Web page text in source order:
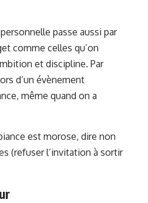
passe aussi par
comme celles qu’on
et discipline. Par
d’un évènement
même quand on a
est morose, dire non
(refuser l’invitation à sortir